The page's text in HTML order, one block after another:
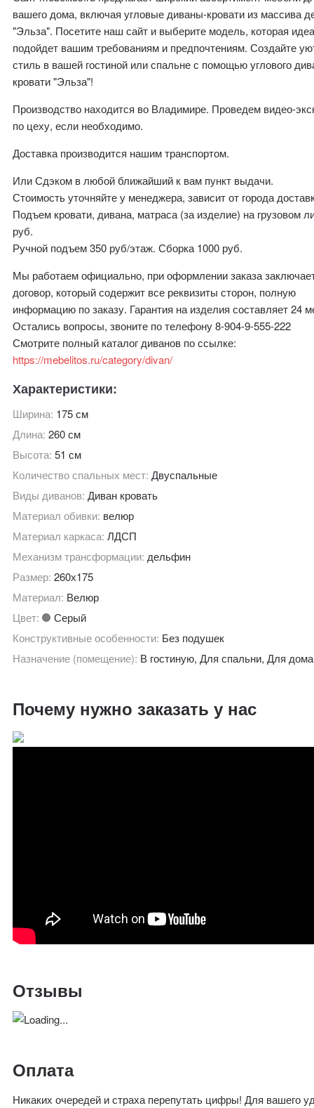
вашего дома, включая угловые диваны-кровати из массива
"Эльза". Посетите наш сайт и выберите модель, которая
подойдет вашим требованиям и предпочтениям. Создайте
стиль в вашей гостиной или спальне с помощью углового
кровати "Эльза"!
Производство находится во Владимире. Проведем видео-
по цеху, если необходимо.
Доставка производится нашим транспортом.
Или Сдэком в любой ближайший к вам пункт выдачи.
Стоимость уточняйте у менеджера, зависит от города
Подъем кровати, дивана, матраса (за изделие) на грузовом
руб.
Ручной подъем 350 руб/этаж. Сборка 1000 руб.
Мы работаем официально, при оформлении заказа
договор, который содержит все реквизиты сторон, полную
информацию по заказу. Гарантия на изделия составляет 24
Остались вопросы, звоните по телефону 8-904-9-555-222
Смотрите полный каталог диванов по ссылке:
https://mebelitos.ru/category/divan/
Характеристики:
Ширина: 175 см
Длина:260 см
Высота:51 см
Количество спальных мест:Двуспальные
Виды диванов:Диван кровать
Материал обивки: велюр
Материал каркаса:ЛДСП
Механизм трансформации: дельфин
Размер:260х175
Материал: Велюр
Цвет:
Серый
Конструктивные особенности: Без подушек
Назначение (помещение): В гостиную, Для спальни, Для дома
Почему нужно заказать у нас
Отзывы
Оплата
Никаких очередей и страха перепутать цифры! Для вашего